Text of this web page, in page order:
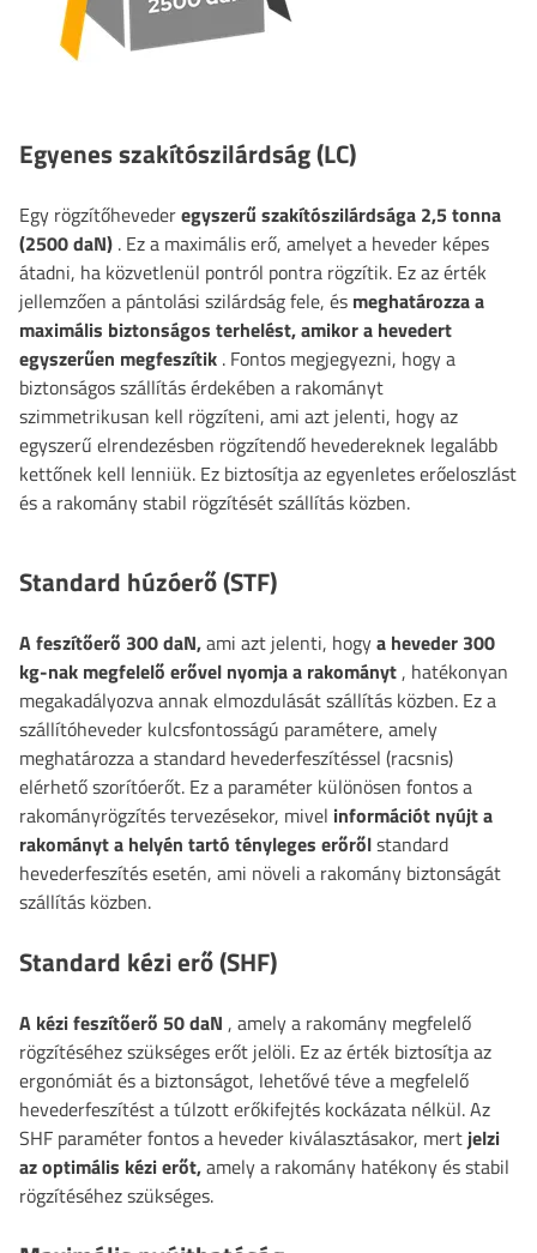
Egyenes szakítószilárdság (LC)
Egy rögzítőhevederegyszerű szakítószilárdsága 2,5 tonna
(2500 daN) . Ez a maximális erő, amelyet a heveder képes
átadni, ha közvetlenül pontról pontra rögzítik. Ez az érték
jellemzően a pántolási szilárdság fele, és meghatározza a
maximális biztonságos terhelést, amikor a hevedert
egyszerűen megfeszítik . Fontos megjegyezni, hogy a
biztonságos szállítás érdekében a rakományt
szimmetrikusan kell rögzíteni, ami azt jelenti, hogy az
egyszerű elrendezésben rögzítendő hevedereknek legalább
kettőnek kell lenniük. Ez biztosítja az egyenletes erőeloszlást
és a rakomány stabil rögzítését szállítás közben.
Standard húzóerő (STF)
A feszítőerő 300 daN,ami azt jelenti, hogya heveder 300
kg-nak megfelelő erővel nyomja a rakományt, hatékonyan
megakadályozva annak elmozdulását szállítás közben. Ez a
szállítóheveder kulcsfontosságú paramétere, amely
meghatározza a standard hevederfeszítéssel (racsnis)
elérhető szorítóerőt. Ez a paraméter különösen fontos a
rakományrögzítés tervezésekor, mivel információt nyújt a
rakományt a helyén tartó tényleges erőrőlstandard
hevederfeszítés esetén, ami növeli a rakomány biztonságát
szállítás közben.
Standard kézi erő (SHF)
A kézi feszítőerő 50 daN , amely a rakomány megfelelő
rögzítéséhez szükséges erőt jelöli. Ez az érték biztosítja az
ergonómiát és a biztonságot, lehetővé téve a megfelelő
hevederfeszítést a túlzott erőkifejtés kockázata nélkül. Az
SHF paraméter fontos a heveder kiválasztásakor, mert jelzi
az optimális kézi erőt,amely a rakomány hatékony és stabil
rögzítéséhez szükséges.